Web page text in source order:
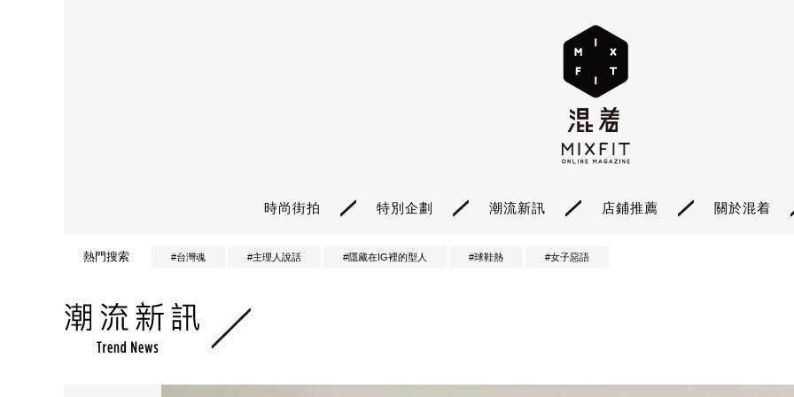
時尚街拍 特別企劃 潮流新訊 店鋪推薦 關於混着
熱門搜索 #台灣魂 #主理人說話 #隱藏在IG裡的型人 #球鞋熱 #女子惡語